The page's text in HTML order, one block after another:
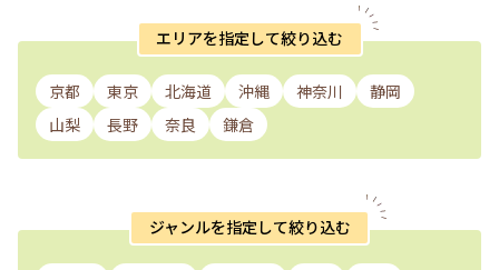
エリアを指定して絞り込む
京都 東京 北海道 沖縄 神奈川
静岡
山梨
長野 奈良 鎌倉
ジャンルを指定して絞り込む